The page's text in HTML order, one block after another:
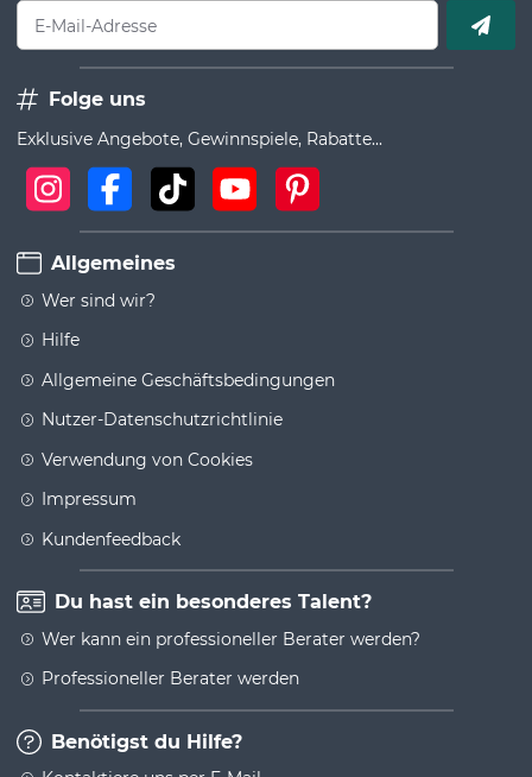
E-Mail-Adresse
Folge uns
Exklusive Angebote, Gewinnspiele, Rabatte...
Allgemeines
Wer sind wir?
Hilfe
Allgemeine Geschäftsbedingungen
Nutzer-Datenschutzrichtlinie
Verwendung von Cookies
Impressum
Kundenfeedback
Du hast ein besonderes Talent?
Wer kann ein professioneller Berater werden?
Professioneller Berater werden
Benötigst du Hilfe?